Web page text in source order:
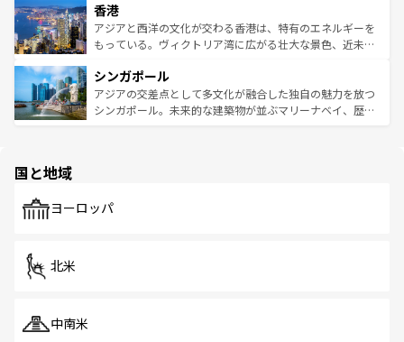
とつ。フォーやバインミー、ベトナムコーヒーなどは、ぜ
ひ現地で味わいたい。どの地域を訪れてもあたたかい人々
が旅行者を迎えてくれるので、きっと忘れられない旅にな
参照してほしい。
の活気が交差している。北部ではチェンマイなどの山岳地
帯で自然と触れ合い、南部ではプーケットやクラビの美し
いビーチでリゾート気分を楽しむことができる。タイ料理
激する。気候は一年中温暖で、どの季節にも異なる楽しみ
が待っている。親しみやすいタイの人々、仏教を中心とし
た文化、そして多様な観光資源が、訪れる旅人を魅了し続
香港
アジアと西洋の文化が交わる香港は、特有のエネルギーを
もっている。ヴィクトリア湾に広がる壮大な景色、近未来
み、どこを訪れても感動するはず。観光スポットが密集し
ており、効率よく見どころを回れるのも魅力。息をのむよ
うな絶景から文化的な体験まで、香港を存分に楽しみ尽く
シンガポール
アジアの交差点として多文化が融合した独自の魅力を放つ
シンガポール。未来的な建築物が並ぶマリーナベイ、歴史
で、ホーカーズは地元の風情を楽しめる外せないスポット
国と地域
ヨーロッパ
北米
中南米